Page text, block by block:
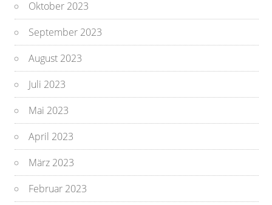
Oktober 2023
September 2023
August 2023
Juli 2023
Mai 2023
April 2023
März 2023
Februar 2023